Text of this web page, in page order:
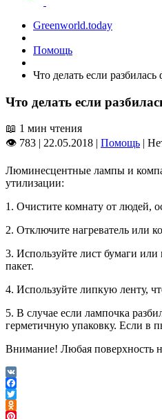
Greenworld.today
Помощь
Что делать если
Что делать если
📖 1 мин чтения
👁 783 | 22.05.2018 | Помощь |
Люминесцентные лампы и
утилизации:
1. Очистите комнату от людей,
2. Отключите нагреватель или
3. Используйте лист бумаги
пакет.
4. Используйте липкую ленту,
5. В случае если лампочка
герметичную упаковку. Если в
Внимание! Любая поверхность
VK
Facebook
Twitter
Odnoklassniki